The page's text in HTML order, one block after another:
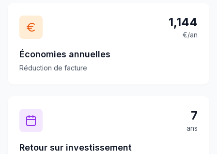
1,144
€/an
Économies annuelles
Réduction de facture
7
ans
Retour sur investissement